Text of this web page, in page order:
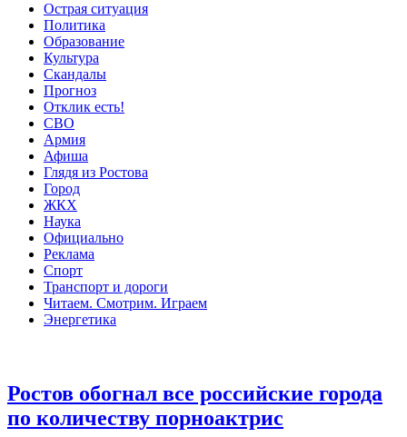
Острая ситуация
Политика
Образование
Культура
Скандалы
Прогноз
Отклик есть!
СВО
Армия
Афиша
Глядя из Ростова
Город
ЖКХ
Наука
Официально
Реклама
Спорт
Транспорт и дороги
Читаем. Смотрим. Играем
Энергетика
Ростов обогнал все российские города
по количеству порноактрис